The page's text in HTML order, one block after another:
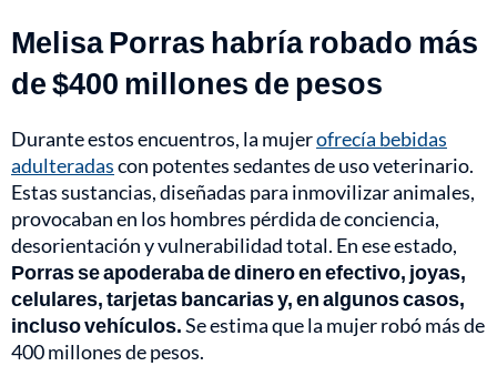
Melisa Porras habría robado más
de $400 millones de pesos
Durante estos encuentros, la mujerofrecía bebidas
adulteradascon potentes sedantes de uso veterinario.
Estas sustancias, diseñadas para inmovilizar animales,
provocaban en los hombres pérdida de conciencia,
desorientación y vulnerabilidad total. En ese estado,
Porras se apoderaba de dinero en efectivo, joyas,
celulares, tarjetas bancarias y, en algunos casos,
incluso vehículos.Se estima que la mujer robó más de
400 millones de pesos.